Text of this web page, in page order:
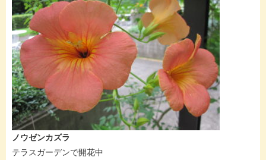
ノウゼンカズラ
テラスガーデンで開花中